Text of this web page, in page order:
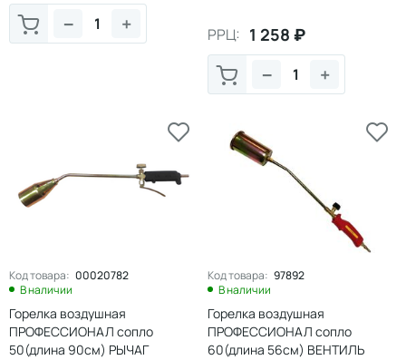
+
− РРЦ: 1 258 ₽
+
−
Код товара: 00020782
В наличии
Горелка воздушная
ПРОФЕССИОНАЛ сопло
50(длина 90см) РЫЧАГ
Код товара: 97892
В наличии
Горелка воздушная
ПРОФЕССИОНАЛ сопло
60(длина 56см) ВЕНТИЛЬ